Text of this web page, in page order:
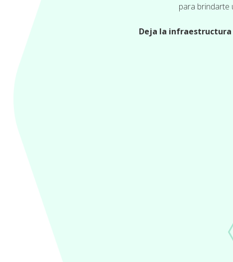
para brindarte
Deja la infraestructura